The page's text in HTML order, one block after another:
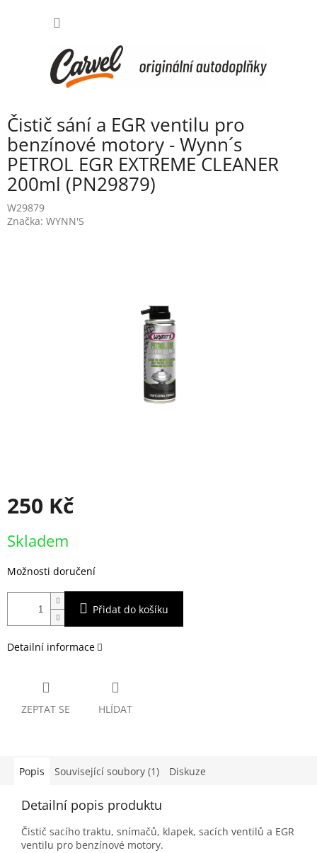
Čistič sání a EGR ventilu pro
benzínové motory - Wynn´s
PETROL EGR EXTREME CLEANER
200ml (PN29879)
W29879
Značka: WYNN'S
250 Kč
cena:
Skladem
Možnosti doručení
Přidat do košíku
Detailní informace
ZEPTAT SE HLÍDAT
Popis Související soubory (1) Diskuze
Detailní popis produktu
Čistič sacího traktu, snímačů, klapek, sacích ventilů a EGR
ventilu pro benzínové motory.